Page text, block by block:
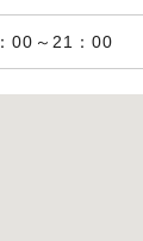
00～21：00